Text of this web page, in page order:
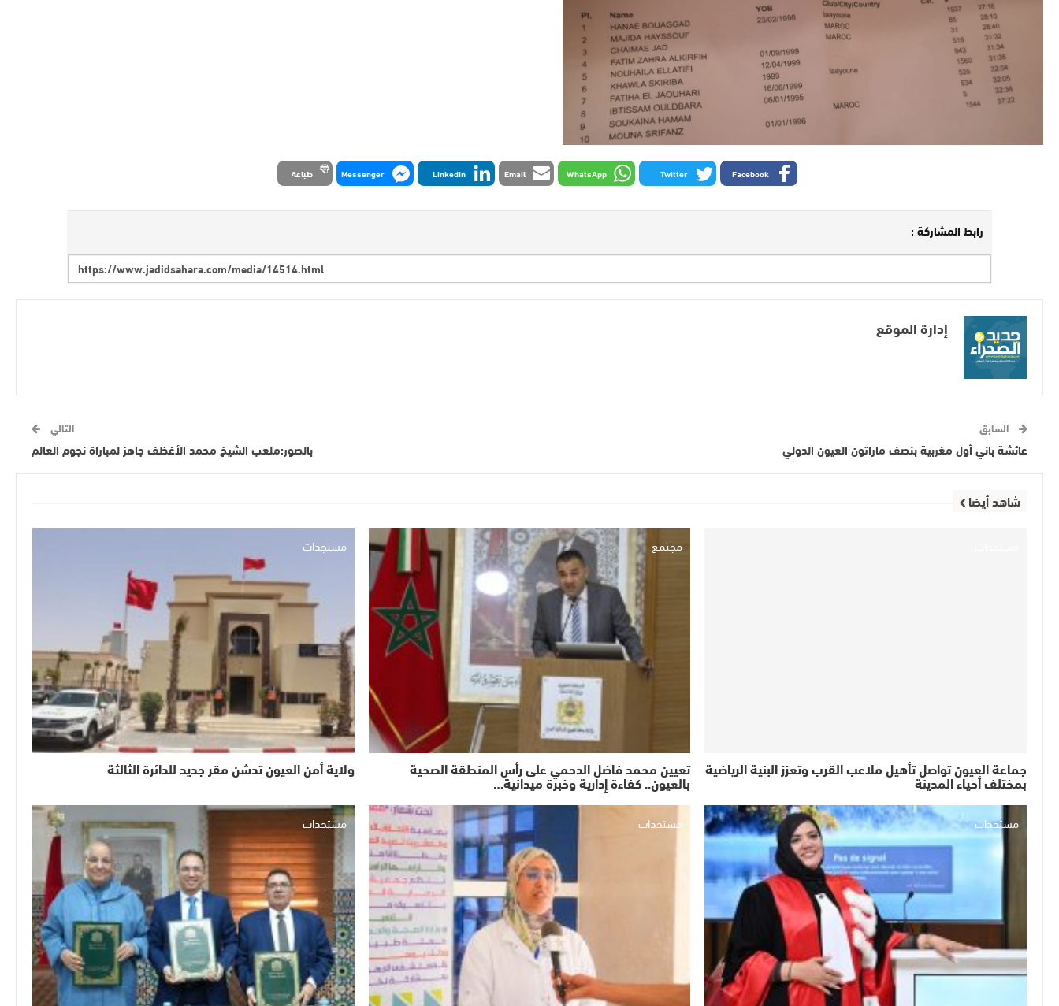
Facebook
Twitter
WhatsApp
Email
LinkedIn
Messenger طباعة
رابط المشاركة :
إدارة الموقع
السابق
عائشة باني أول مغربية بنصف ماراتون العيون الدولي
التالي
بالصور:ملعب الشيخ محمد الأغظف جاهز لمباراة نجوم العالم
شاهد أيضا
جماعة العيون تواصل تأهيل ملاعب القرب وتعزز البنية الرياضية
بمختلف أحياء المدينة
مجتمع
تعيين محمد فاضل الدحمي على رأس المنطقة الصحية
بالعيون.. كفاءة إدارية وخبرة ميدانية…
مستجدات
ولاية أمن العيون تدشن مقر جديد للدائرة الثالثة
مستجدات مستجدات مستجدات